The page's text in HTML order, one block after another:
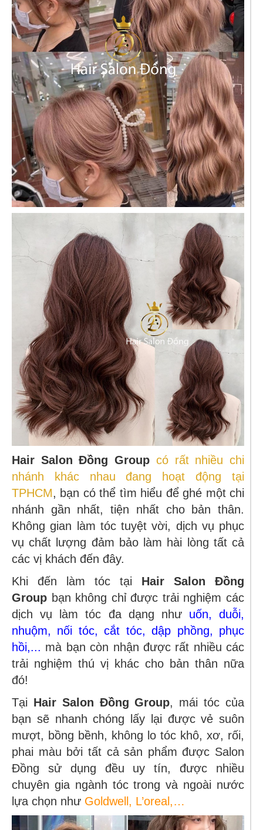
Hair Salon Đồng Group có rất nhiều chi
nhánh khác nhau đang hoạt động tại
TPHCM, bạn có thể tìm hiểu để ghé một chi
nhánh gần nhất, tiện nhất cho bản thân.
Không gian làm tóc tuyệt vời, dịch vụ phục
vụ chất lượng đảm bảo làm hài lòng tất cả
các vị khách đến đây.
Khi đến làm tóc tại Hair Salon Đồng
Group bạn không chỉ được trải nghiệm các
dịch vụ làm tóc đa dạng như uốn, duỗi,
nhuộm, nối tóc, cắt tóc, dập phồng, phục
hồi,... mà bạn còn nhận được rất nhiều các
trải nghiệm thú vị khác cho bản thân nữa
đó!
Tại Hair Salon Đồng Group, mái tóc của
bạn sẽ nhanh chóng lấy lại được vẻ suôn
mượt, bồng bềnh, không lo tóc khô, xơ, rối,
phai màu bởi tất cả sản phẩm được Salon
Đồng sử dụng đều uy tín, được nhiều
chuyên gia ngành tóc trong và ngoài nước
lựa chọn như Goldwell, L’oreal,…